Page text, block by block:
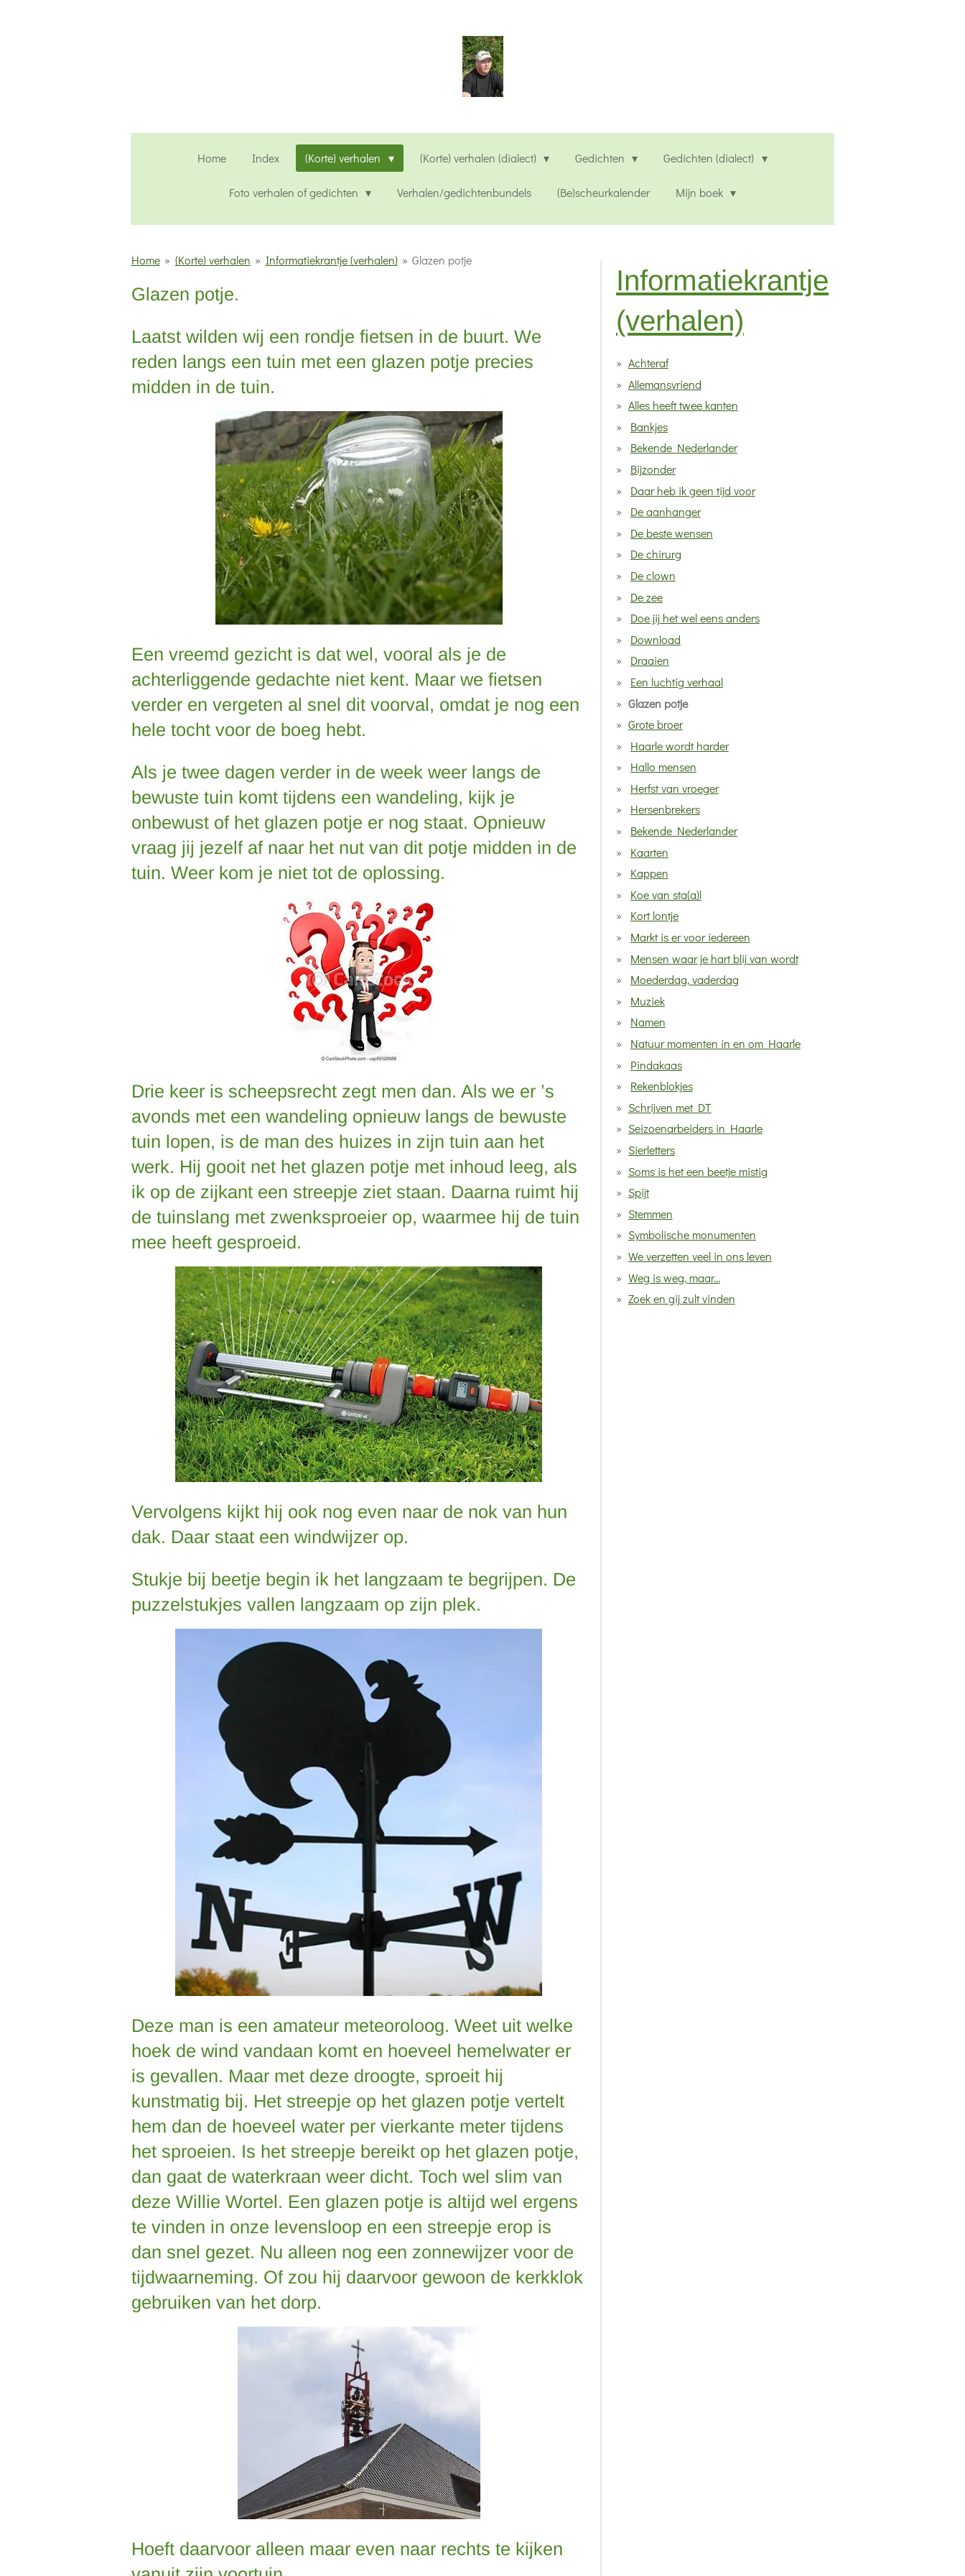
Home Index (Korte) verhalen (Korte) verhalen (dialect) Gedichten Gedichten (dialect)
Foto verhalen of gedichten Verhalen/gedichtenbundels (Be)scheurkalender Mijn boek
Home » (Korte) verhalen » Informatiekrantje (verhalen) » Glazen potje
Glazen potje.
Laatst wilden wij een rondje fietsen in de buurt. We
reden langs een tuin met een glazen potje precies
midden in de tuin.
Een vreemd gezicht is dat wel, vooral als je de
achterliggende gedachte niet kent. Maar we fietsen
verder en vergeten al snel dit voorval, omdat je nog een
hele tocht voor de boeg hebt.
Als je twee dagen verder in de week weer langs de
bewuste tuin komt tijdens een wandeling, kijk je
onbewust of het glazen potje er nog staat. Opnieuw
vraag jij jezelf af naar het nut van dit potje midden in de
tuin. Weer kom je niet tot de oplossing.
Drie keer is scheepsrecht zegt men dan. Als we er ’s
avonds met een wandeling opnieuw langs de bewuste
tuin lopen, is de man des huizes in zijn tuin aan het
werk. Hij gooit net het glazen potje met inhoud leeg, als
ik op de zijkant een streepje ziet staan. Daarna ruimt hij
de tuinslang met zwenksproeier op, waarmee hij de tuin
mee heeft gesproeid.
Vervolgens kijkt hij ook nog even naar de nok van hun
dak. Daar staat een windwijzer op.
Stukje bij beetje begin ik het langzaam te begrijpen. De
puzzelstukjes vallen langzaam op zijn plek.
Deze man is een amateur meteoroloog. Weet uit welke
hoek de wind vandaan komt en hoeveel hemelwater er
is gevallen. Maar met deze droogte, sproeit hij
kunstmatig bij. Het streepje op het glazen potje vertelt
hem dan de hoeveel water per vierkante meter tijdens
het sproeien. Is het streepje bereikt op het glazen potje,
dan gaat de waterkraan weer dicht. Toch wel slim van
deze Willie Wortel. Een glazen potje is altijd wel ergens
te vinden in onze levensloop en een streepje erop is
dan snel gezet. Nu alleen nog een zonnewijzer voor de
tijdwaarneming. Of zou hij daarvoor gewoon de kerkklok
gebruiken van het dorp.
Hoeft daarvoor alleen maar even naar rechts te kijken
Informatiekrantje
(verhalen)
Achteraf
Allemansvriend
Alles heeft twee kanten
Bankjes
Bekende Nederlander
Bijzonder
Daar heb ik geen tijd voor
De aanhanger
De beste wensen
De chirurg
De clown
De zee
Doe jij het wel eens anders
Download
Draaien
Een luchtig verhaal
Glazen potje
Grote broer
Haarle wordt harder
Hallo mensen
Herfst van vroeger
Hersenbrekers
Bekende Nederlander
Kaarten
Kappen
Koe van sta(a)l
Kort lontje
Markt is er voor iedereen
Mensen waar je hart blij van wordt
Moederdag, vaderdag
Muziek
Namen
Natuur momenten in en om Haarle
Pindakaas
Rekenblokjes
Schrijven met DT
Seizoenarbeiders in Haarle
Sierletters
Soms is het een beetje mistig
Spijt
Stemmen
Symbolische monumenten
We verzetten veel in ons leven
Weg is weg, maar...
Zoek en gij zult vinden